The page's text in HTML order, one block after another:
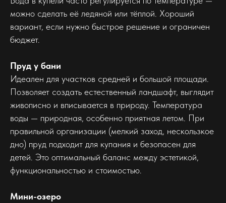
можно сделать её ледяной или тёплой. Хороший
вариант, если нужно быстрое решение и ограничен
бюджет.
Пруд у бани
Идеален для участков средней и большой площади.
Позволяет создать естественный ландшафт, выглядит
живописно и вписывается в природу. Температура
воды — природная, особенно приятная летом. При
правильной организации (мелкий заход, нескользкое
дно) пруд подходит для купания и безопасен для
детей. Это оптимальный баланс между эстетикой,
функциональностью и стоимостью.
Мини-озеро